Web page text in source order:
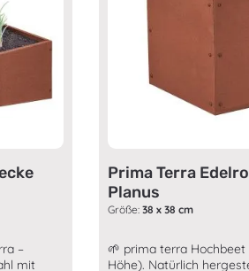
–
mit
Prima Terra
Planus
Größe:38 x 38 cm
🌱 prima terra Hochbeet
Höhe). Natürlich